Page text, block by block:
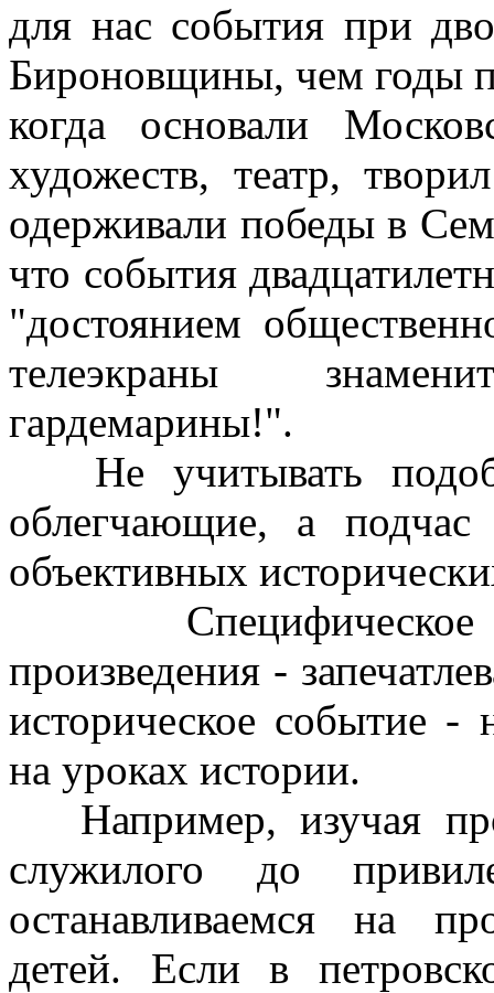
для нас события при
Бироновщины, чем годы
когда основали
художеств, театр,
одерживали победы в
что события
"достоянием
телеэкраны
гардемарины!".
Не учитывать
облегчающие, а подчас
объективных
Специфическое
произведения -
историческое событие -
на уроках истории.
Например, изучая
служилого до
останавливаемся на
детей. Если в